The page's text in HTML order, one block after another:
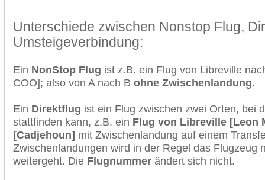
Unterschiede zwischen Nonstop Flug,
Umsteigeverbindung:
Ein NonStop Flug ist z.B. ein Flug von Libreville
COO]; also von A nach B ohne Zwischenlandung.
Ein Direktflug ist ein Flug zwischen zwei Orten, bei
stattfinden kann, z.B. ein Flug von Libreville [Leon
[Cadjehoun] mit Zwischenlandung auf einem
Zwischenlandungen wird in der Regel das Flugzeug
weitergeht. Die Flugnummer ändert sich nicht.